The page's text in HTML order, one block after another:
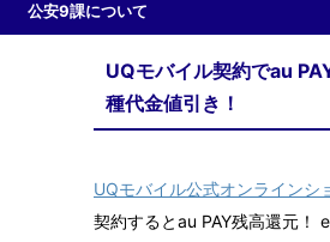
公安9課について
UQモバイル契約でau
種代金値引き！
UQモバイル公式オンラインシ
契約するとau PAY残高還元！